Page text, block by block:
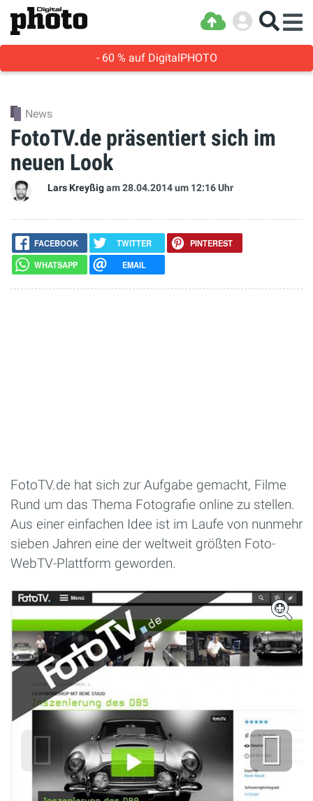
- 60 % auf DigitalPHOTO
News
FotoTV.de präsentiert sich im
neuen Look
Lars Kreyßigam 28.04.2014um 12:16 Uhr
FACEBOOK TWITTER
PINTEREST
WHATSAPP
EMAIL
FotoTV.de hat sich zur Aufgabe gemacht, Filme
Rund um das Thema Fotografie online zu stellen.
Aus einer einfachen Idee ist im Laufe von nunmehr
sieben Jahren eine der weltweit größten Foto-
WebTV-Plattform geworden.